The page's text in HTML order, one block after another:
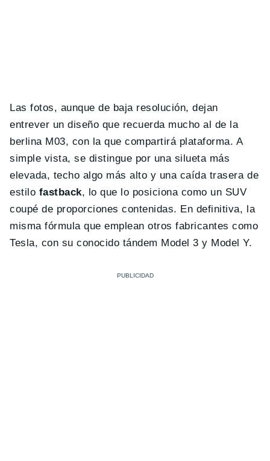
Las fotos, aunque de baja resolución, dejan
entrever un diseño que recuerda mucho al de la
berlina M03, con la que compartirá plataforma. A
simple vista, se distingue por una silueta más
elevada, techo algo más alto y una caída trasera de
estilo fastback, lo que lo posiciona como un SUV
coupé de proporciones contenidas. En definitiva, la
misma fórmula que emplean otros fabricantes como
Tesla, con su conocido tándem Model 3 y Model Y.